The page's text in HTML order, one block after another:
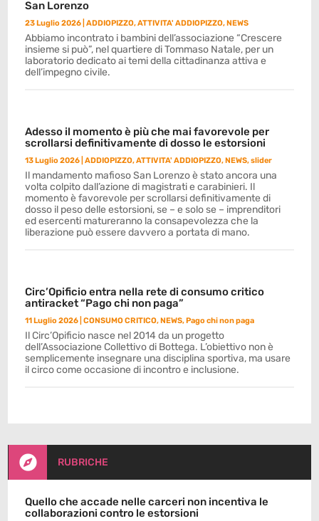
San Lorenzo
23 Luglio 2026 |ADDIOPIZZO,ATTIVITA' ADDIOPIZZO, NEWS
Abbiamo incontrato i bambini dell’associazione “Crescere
insieme si può”, nel quartiere di Tommaso Natale, per un
laboratorio dedicato ai temi della cittadinanza attiva e
dell’impegno civile.
Adesso il momento è più che mai favorevole per
scrollarsi definitivamente di dosso le estorsioni
13 Luglio 2026 |ADDIOPIZZO,ATTIVITA' ADDIOPIZZO, NEWS,slider
Il mandamento mafioso San Lorenzo è stato ancora una
volta colpito dall’azione di magistrati e carabinieri. Il
momento è favorevole per scrollarsi definitivamente di
dosso il peso delle estorsioni, se – e solo se – imprenditori
ed esercenti matureranno la consapevolezza che la
liberazione può essere davvero a portata di mano.
Circ’Opificio entra nella rete di consumo critico
antiracket “Pago chi non paga”
11 Luglio 2026 |CONSUMO CRITICO, NEWS, Pago chi non paga
Il Circ’Opificio nasce nel 2014 da un progetto
dell’Associazione Collettivo di Bottega. L’obiettivo non è
semplicemente insegnare una disciplina sportiva, ma usare
il circo come occasione di incontro e inclusione.
 RUBRICHE
Quello che accade nelle carceri non incentiva le
collaborazioni contro le estorsioni